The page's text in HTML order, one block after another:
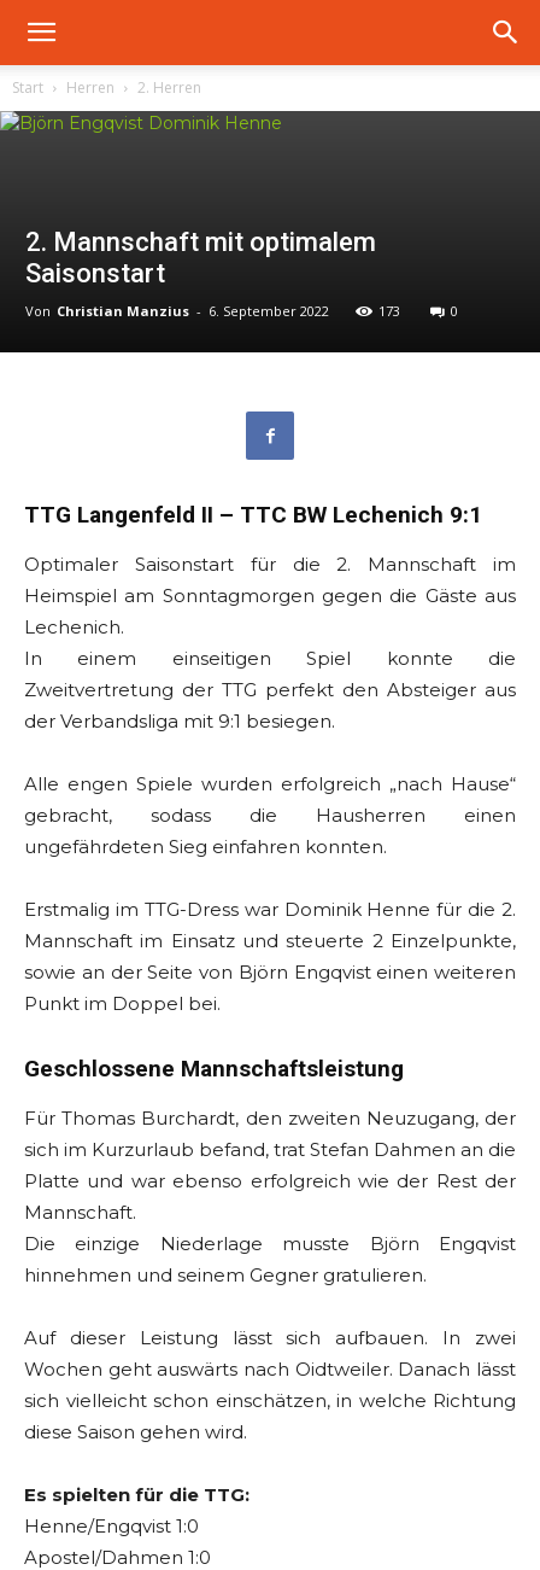
Start Herren 2. Herren
2. Mannschaft mit optimalem
Saisonstart
Von Christian Manzius - 6. September 2022 173 0
TTG Langenfeld II – TTC BW Lechenich 9:1
Optimaler Saisonstart für die 2. Mannschaft im
Heimspiel am Sonntagmorgen gegen die Gäste aus
Lechenich.
In einem einseitigen Spiel konnte die
Zweitvertretung der TTG perfekt den Absteiger aus
der Verbandsliga mit 9:1 besiegen.
Alle engen Spiele wurden erfolgreich „nach Hause“
gebracht, sodass die Hausherren einen
ungefährdeten Sieg einfahren konnten.
Erstmalig im TTG-Dress war Dominik Henne für die 2.
Mannschaft im Einsatz und steuerte 2 Einzelpunkte,
sowie an der Seite von Björn Engqvist einen weiteren
Punkt im Doppel bei.
Geschlossene Mannschaftsleistung
Für Thomas Burchardt, den zweiten Neuzugang, der
sich im Kurzurlaub befand, trat Stefan Dahmen an die
Platte und war ebenso erfolgreich wie der Rest der
Mannschaft.
Die einzige Niederlage musste Björn Engqvist
hinnehmen und seinem Gegner gratulieren.
Auf dieser Leistung lässt sich aufbauen. In zwei
Wochen geht auswärts nach Oidtweiler. Danach lässt
sich vielleicht schon einschätzen, in welche Richtung
diese Saison gehen wird.
Es spielten für die TTG:
Henne/Engqvist 1:0
Apostel/Dahmen 1:0